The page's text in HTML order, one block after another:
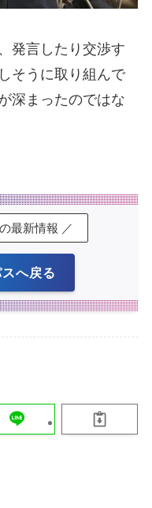
発言したり交渉す
そうに取り組んで
深まったのではな
最新情報 ／
へ戻る